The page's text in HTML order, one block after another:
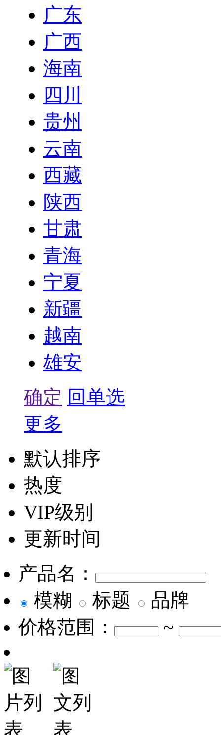
广东
广西
海南
四川
贵州
云南
西藏
陕西
甘肃
青海
宁夏
新疆
越南
雄安
确定 回单选
更多
默认排序
热度
VIP级别
更新时间
产品名：
模糊
标题
品牌
价格范围：
~